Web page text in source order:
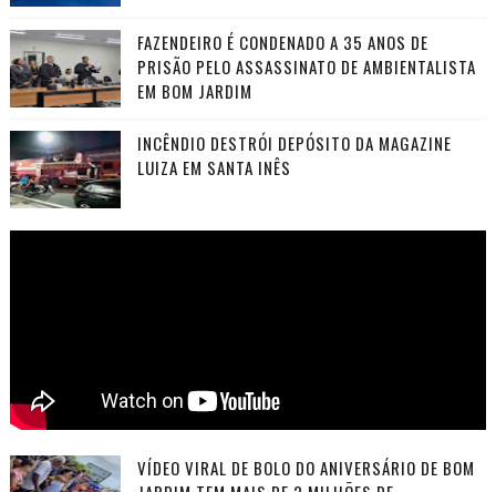
FAZENDEIRO É CONDENADO A 35 ANOS DE
PRISÃO PELO ASSASSINATO DE AMBIENTALISTA
EM BOM JARDIM
INCÊNDIO DESTRÓI DEPÓSITO DA MAGAZINE
LUIZA EM SANTA INÊS
VÍDEO VIRAL DE BOLO DO ANIVERSÁRIO DE BOM